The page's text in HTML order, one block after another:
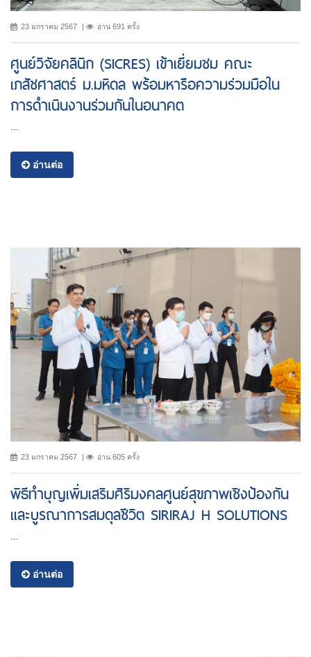
23 มกราคม 2567 อ่าน 691 ครั้ง
ศูนย์วิจัยคลินิก (SICRES) เข้าเยี่ยมชม คณะ
เภสัชศาสตร์ ม.มหิดล พร้อมหารือความร่วมมือใน
การดำเนินงานร่วมกันในอนาคต
...
อ่านต่อ
23 มกราคม 2567 อ่าน 605 ครั้ง
พิธีทำบุญเพิ่มเสริมศิริมงคลศูนย์สุขภาพเชิงป้องกัน
และบูรณาการสมดุลชีวิต SIRIRAJ H SOLUTIONS
อ่านต่อ